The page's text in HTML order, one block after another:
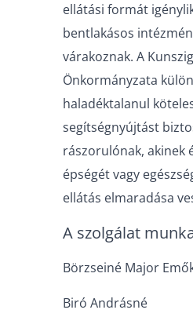
ellátási formát
bentlakásos
várakoznak. A
Önkormányzata
haladéktalanul
segítségnyújtást
rászorulónak, akinek
épségét vagy
ellátás elmaradása
A szolgálat
Börzseiné Major
Biró Andrásné